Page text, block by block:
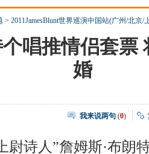
> 2011JamesBlunt世界巡演中国站(广州/北京/
唱推情侣套票
婚
我来说两句 (0)
诗人”詹姆斯·布朗